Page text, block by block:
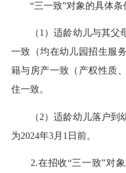
“三一致”对象的具体条
（1）适龄幼儿与其父
一致（均在幼儿园招生服
籍与房产一致（产权性质
住一致。
（2）适龄幼儿落户到幼
为2024年3月1日前。
2.在招收“三一致”对象